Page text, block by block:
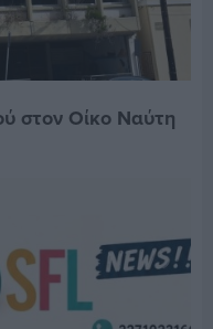
στον Οίκο Ναύτη